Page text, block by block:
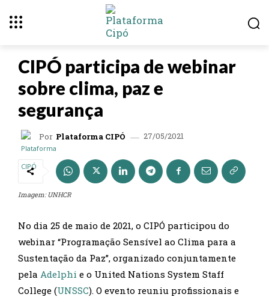
CIPÓ participa de webinar
sobre clima, paz e
segurança
Por Plataforma CIPÓ 27/05/2021
Imagem: UNHCR
No dia 25 de maio de 2021, o CIPÓ participou do
webinar “Programação Sensível ao Clima para a
Sustentação da Paz”, organizado conjuntamente
pela Adelphi e o United Nations System Staff
College (UNSSC). O evento reuniu profissionais e